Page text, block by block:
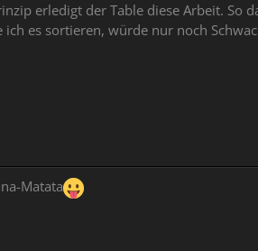
erledigt der Table diese Arbeit. So
ich es sortieren, würde nur noch
Matata